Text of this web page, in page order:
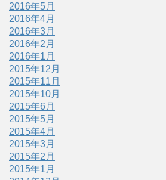
2016年5月
2016年4月
2016年3月
2016年2月
2016年1月
2015年12月
2015年11月
2015年10月
2015年6月
2015年5月
2015年4月
2015年3月
2015年2月
2015年1月